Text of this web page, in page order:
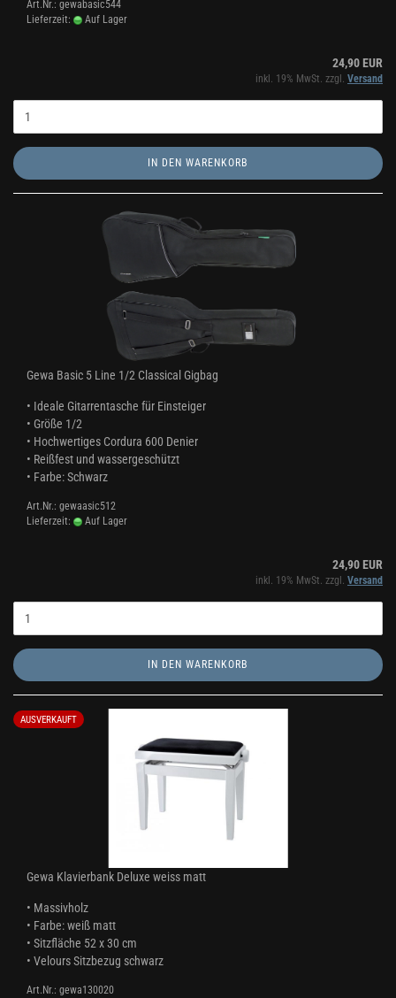
Art.Nr.: gewabasic544
Lieferzeit:
Auf Lager
24,90 EUR
inkl. 19% MwSt. zzgl. Versand
IN DEN WARENKORB
Gewa Basic 5 Line 1/2 Classical Gigbag
• Ideale Gitarrentasche für Einsteiger
​• Größe 1/2
• Hochwertiges Cordura 600 Denier
• Reißfest und wassergeschützt
• Farbe: Schwarz
Art.Nr.: gewaasic512
Lieferzeit:
Auf Lager
24,90 EUR
inkl. 19% MwSt. zzgl. Versand
IN DEN WARENKORB
AUSVERKAUFT
Gewa Klavierbank Deluxe weiss matt
• Massivholz
• Farbe: weiß matt
• Sitzfläche 52 x 30 cm
• Velours Sitzbezug schwarz
Art.Nr.: gewa130020